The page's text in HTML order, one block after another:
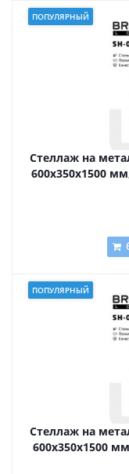
ПОПУЛЯРНЫЙ
Стеллаж на
600х350х1500
ПОПУЛЯРНЫЙ
Стеллаж на
600х350х1500